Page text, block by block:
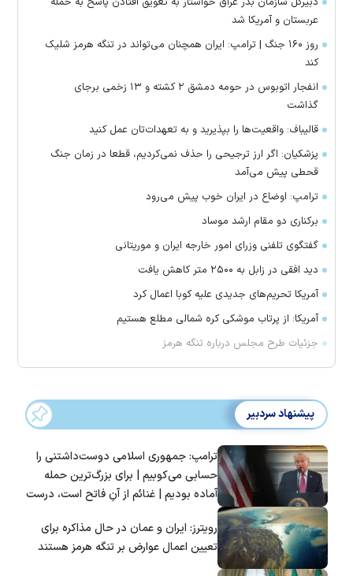
عربستان و آمریکا شد
روز ۱۶۰ جنگ | ترامپ: ایران همچنان می‌تواند در تنگه هرمز شلیک
کند
انفجار اتوبوس در حومه دمشق ۲ کشته و ۱۳ زخمی برجای
گذاشت
قالیباف: واقعیت‌ها را بپذیرید و به تعهدات‌تان عمل کنید
پزشکیان: اگر ارز ترجیحی را حذف نمی‌کردیم، قطعا در زمان جنگ
قحطی پیش می‌آمد
ترامپ: اوضاع در ایران خوب پیش می‌رود
برکناری دو مقام ارشد موساد
گفتگوی تلفنی وزرای امور خارجه ایران و موریتانی
دید افقی در زابل به ۲۵۰۰ متر کاهش یافت
آمریکا تحریم‌های جدیدی علیه کوبا اعمال کرد
آمریکا: از پرتاب موشکی کره شمالی مطلع هستیم
جزئیات طرح مجلس درباره تنگه هرمز
پیشنهاد سردبیر
ترامپ: جمهوری اسلامی دوست‌داشتنی را
حسابی می‌کوبیم | برای بزرگ‌ترین حمله
آماده بودیم | غنائم از آنِ فاتح است، درست
رویترز: ایران و عمان در حال مذاکره برای
تعیین اعمال عوارض بر تنگه هرمز هستند